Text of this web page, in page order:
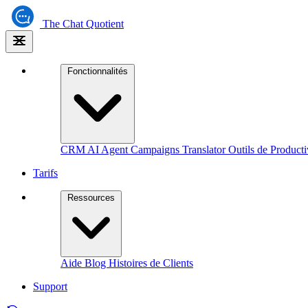
The Chat Quotient
Fonctionnalités
CRM AI Agent Campaigns TranslatorOutils de
Tarifs
Ressources
Aide Blog Histoires de Clients
Support